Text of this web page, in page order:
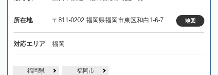
所在地 〒811-0202 福岡県福岡市東区和白1-6-7 地図
対応エリア 福岡
福岡県 福岡市